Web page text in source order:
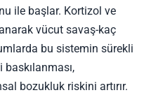
ile başlar. Kortizol ve
vücut savaş-kaç
bu sistemin sürekli
baskılanması,
bozukluk riskini artırır.